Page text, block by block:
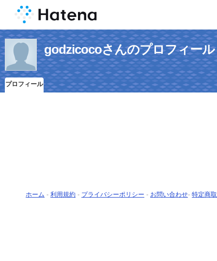
godzicocoさんのプロフィール
プロフィール
ホーム - 利用規約 - プライバシーポリシー - お問い合わせ- 特定商